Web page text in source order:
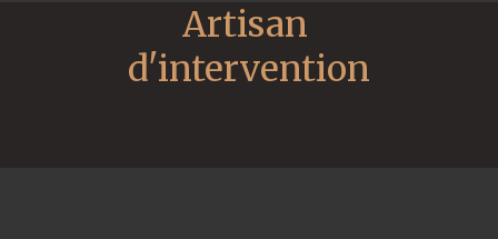
Artisan
d'intervention